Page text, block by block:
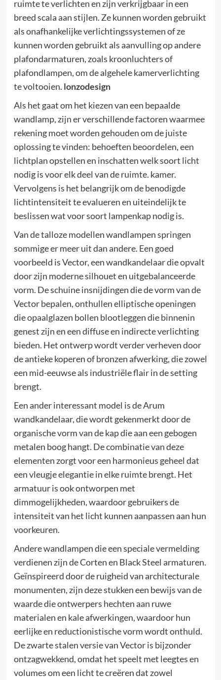
ruimte te verlichten en zijn verkrijgbaar in een
breed scala aan stijlen. Ze kunnen worden gebruikt
als onafhankelijke verlichtingssystemen of ze
kunnen worden gebruikt als aanvulling op andere
plafondarmaturen, zoals kroonluchters of
plafondlampen, om de algehele kamerverlichting
te voltooien. lonzodesign
Als het gaat om het kiezen van een bepaalde
wandlamp, zijn er verschillende factoren waarmee
rekening moet worden gehouden om de juiste
oplossing te vinden: behoeften beoordelen, een
lichtplan opstellen en inschatten welk soort licht
nodig is voor elk deel van de ruimte. kamer.
Vervolgens is het belangrijk om de benodigde
lichtintensiteit te evalueren en uiteindelijk te
beslissen wat voor soort lampenkap nodig is.
Van de talloze modellen wandlampen springen
sommige er meer uit dan andere. Een goed
voorbeeld is Vector, een wandkandelaar die opvalt
door zijn moderne silhouet en uitgebalanceerde
vorm. De schuine insnijdingen die de vorm van de
Vector bepalen, onthullen elliptische openingen
die opaalglazen bollen blootleggen die binnenin
genest zijn en een diffuse en indirecte verlichting
bieden. Het ontwerp wordt verder verheven door
de antieke koperen of bronzen afwerking, die zowel
een mid-eeuwse als industriële flair in de setting
brengt.
Een ander interessant model is de Arum
wandkandelaar, die wordt gekenmerkt door de
organische vorm van de kap die aan een gebogen
metalen boog hangt. De combinatie van deze
elementen zorgt voor een harmonieus geheel dat
een vleugje elegantie in elke ruimte brengt. Het
armatuur is ook ontworpen met
dimmogelijkheden, waardoor gebruikers de
intensiteit van het licht kunnen aanpassen aan hun
voorkeuren.
Andere wandlampen die een speciale vermelding
verdienen zijn de Corten en Black Steel armaturen.
Geïnspireerd door de ruigheid van architecturale
monumenten, zijn deze stukken een bewijs van de
waarde die ontwerpers hechten aan ruwe
materialen en kale afwerkingen, waardoor hun
eerlijke en reductionistische vorm wordt onthuld.
De zwarte stalen versie van Vector is bijzonder
ontzagwekkend, omdat het speelt met leegtes en
volumes om een licht te creëren dat zowel